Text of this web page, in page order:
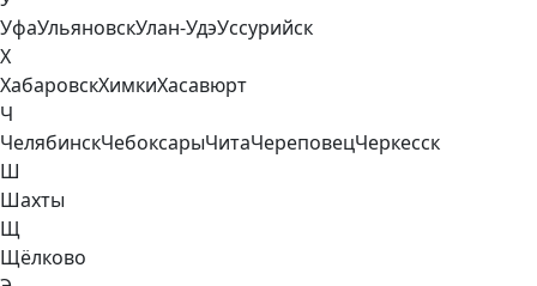
УфаУльяновскУлан-УдэУссурийск
Х
ХабаровскХимкиХасавюрт
Ч
ЧелябинскЧебоксарыЧитаЧереповецЧеркесск
Ш
Шахты
Щ
Щёлково